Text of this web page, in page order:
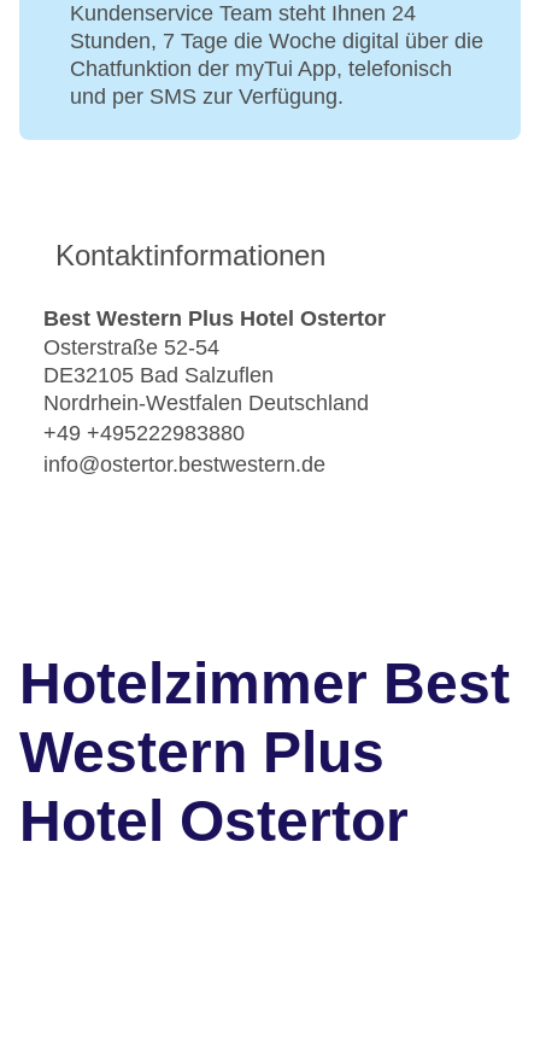
Kundenservice Team steht Ihnen 24
Stunden, 7 Tage die Woche digital über die
Chatfunktion der myTui App, telefonisch
und per SMS zur Verfügung.
Kontaktinformationen
Best Western Plus Hotel Ostertor
Osterstraße 52-54
DE32105 Bad Salzuflen
Nordrhein-Westfalen Deutschland
+49 +495222983880
info@ostertor.bestwestern.de
Hotelzimmer Best
Western Plus
Hotel Ostertor